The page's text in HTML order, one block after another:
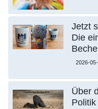
Jetzt
Die
2026-
Über